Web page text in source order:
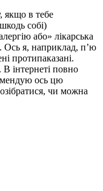
якщо в тебе
собі)
або» лікарська
Ось я, наприклад, п’ю
протипаказані.
інтернеті повно
ось цю
чи можна